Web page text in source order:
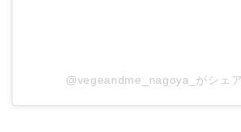
@vegeandme_nagoya_がシェ